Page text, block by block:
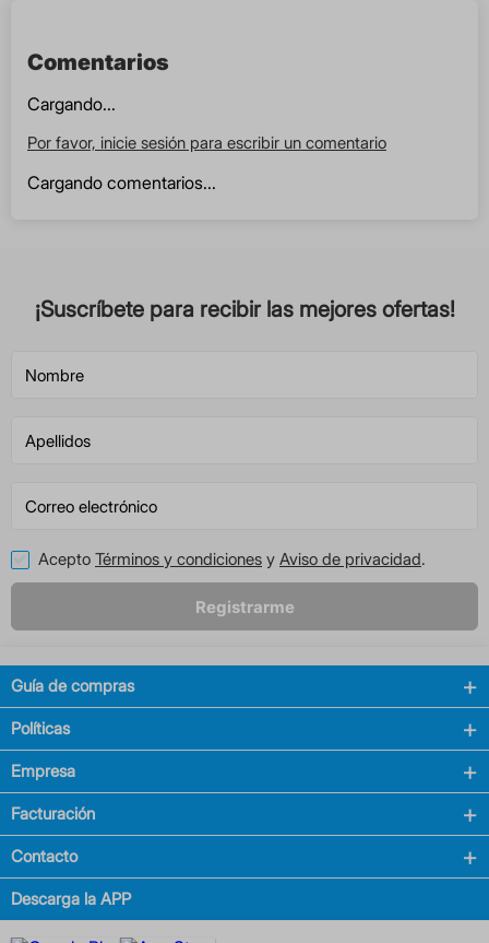
Comentarios
Cargando...
Por favor, inicie sesión para escribir un comentario
Cargando comentarios...
¡Suscríbete para recibir las mejores ofertas!
Acepto Términos y condiciones y Aviso de privacidad.
Registrarme
Guía de compras
Políticas
Empresa
Facturación
Contacto
Descarga la APP